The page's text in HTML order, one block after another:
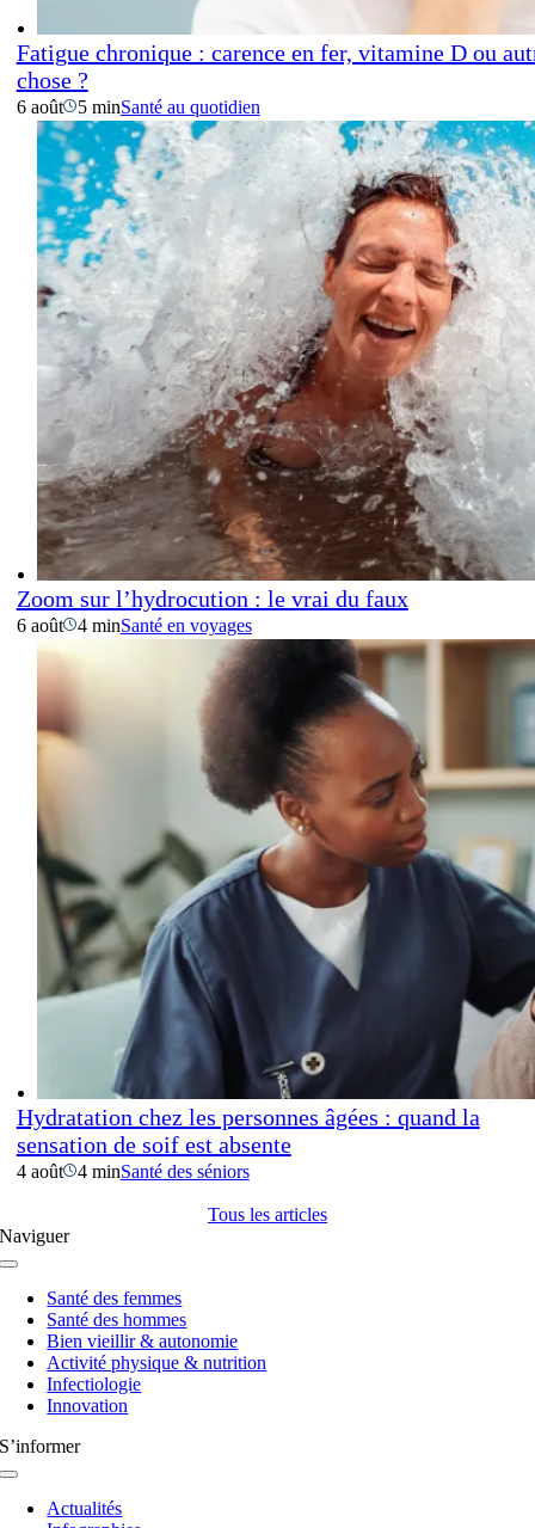
Fatigue chronique : carence en fer, vitamine D ou
chose ?
6 août 5 minSanté au quotidien
Zoom sur l’hydrocution : le vrai du faux
6 août 4 minSanté en voyages
Hydratation chez les personnes âgées : quand la
sensation de soif est absente
4 août 4 minSanté des séniors
Tous les articles
Naviguer
Navigation
basculeSanté des femmes
Santé des hommes
Bien vieillir & autonomie
Activité physique & nutrition
Infectiologie
Innovation
S’informer
Navigation
basculeActualités